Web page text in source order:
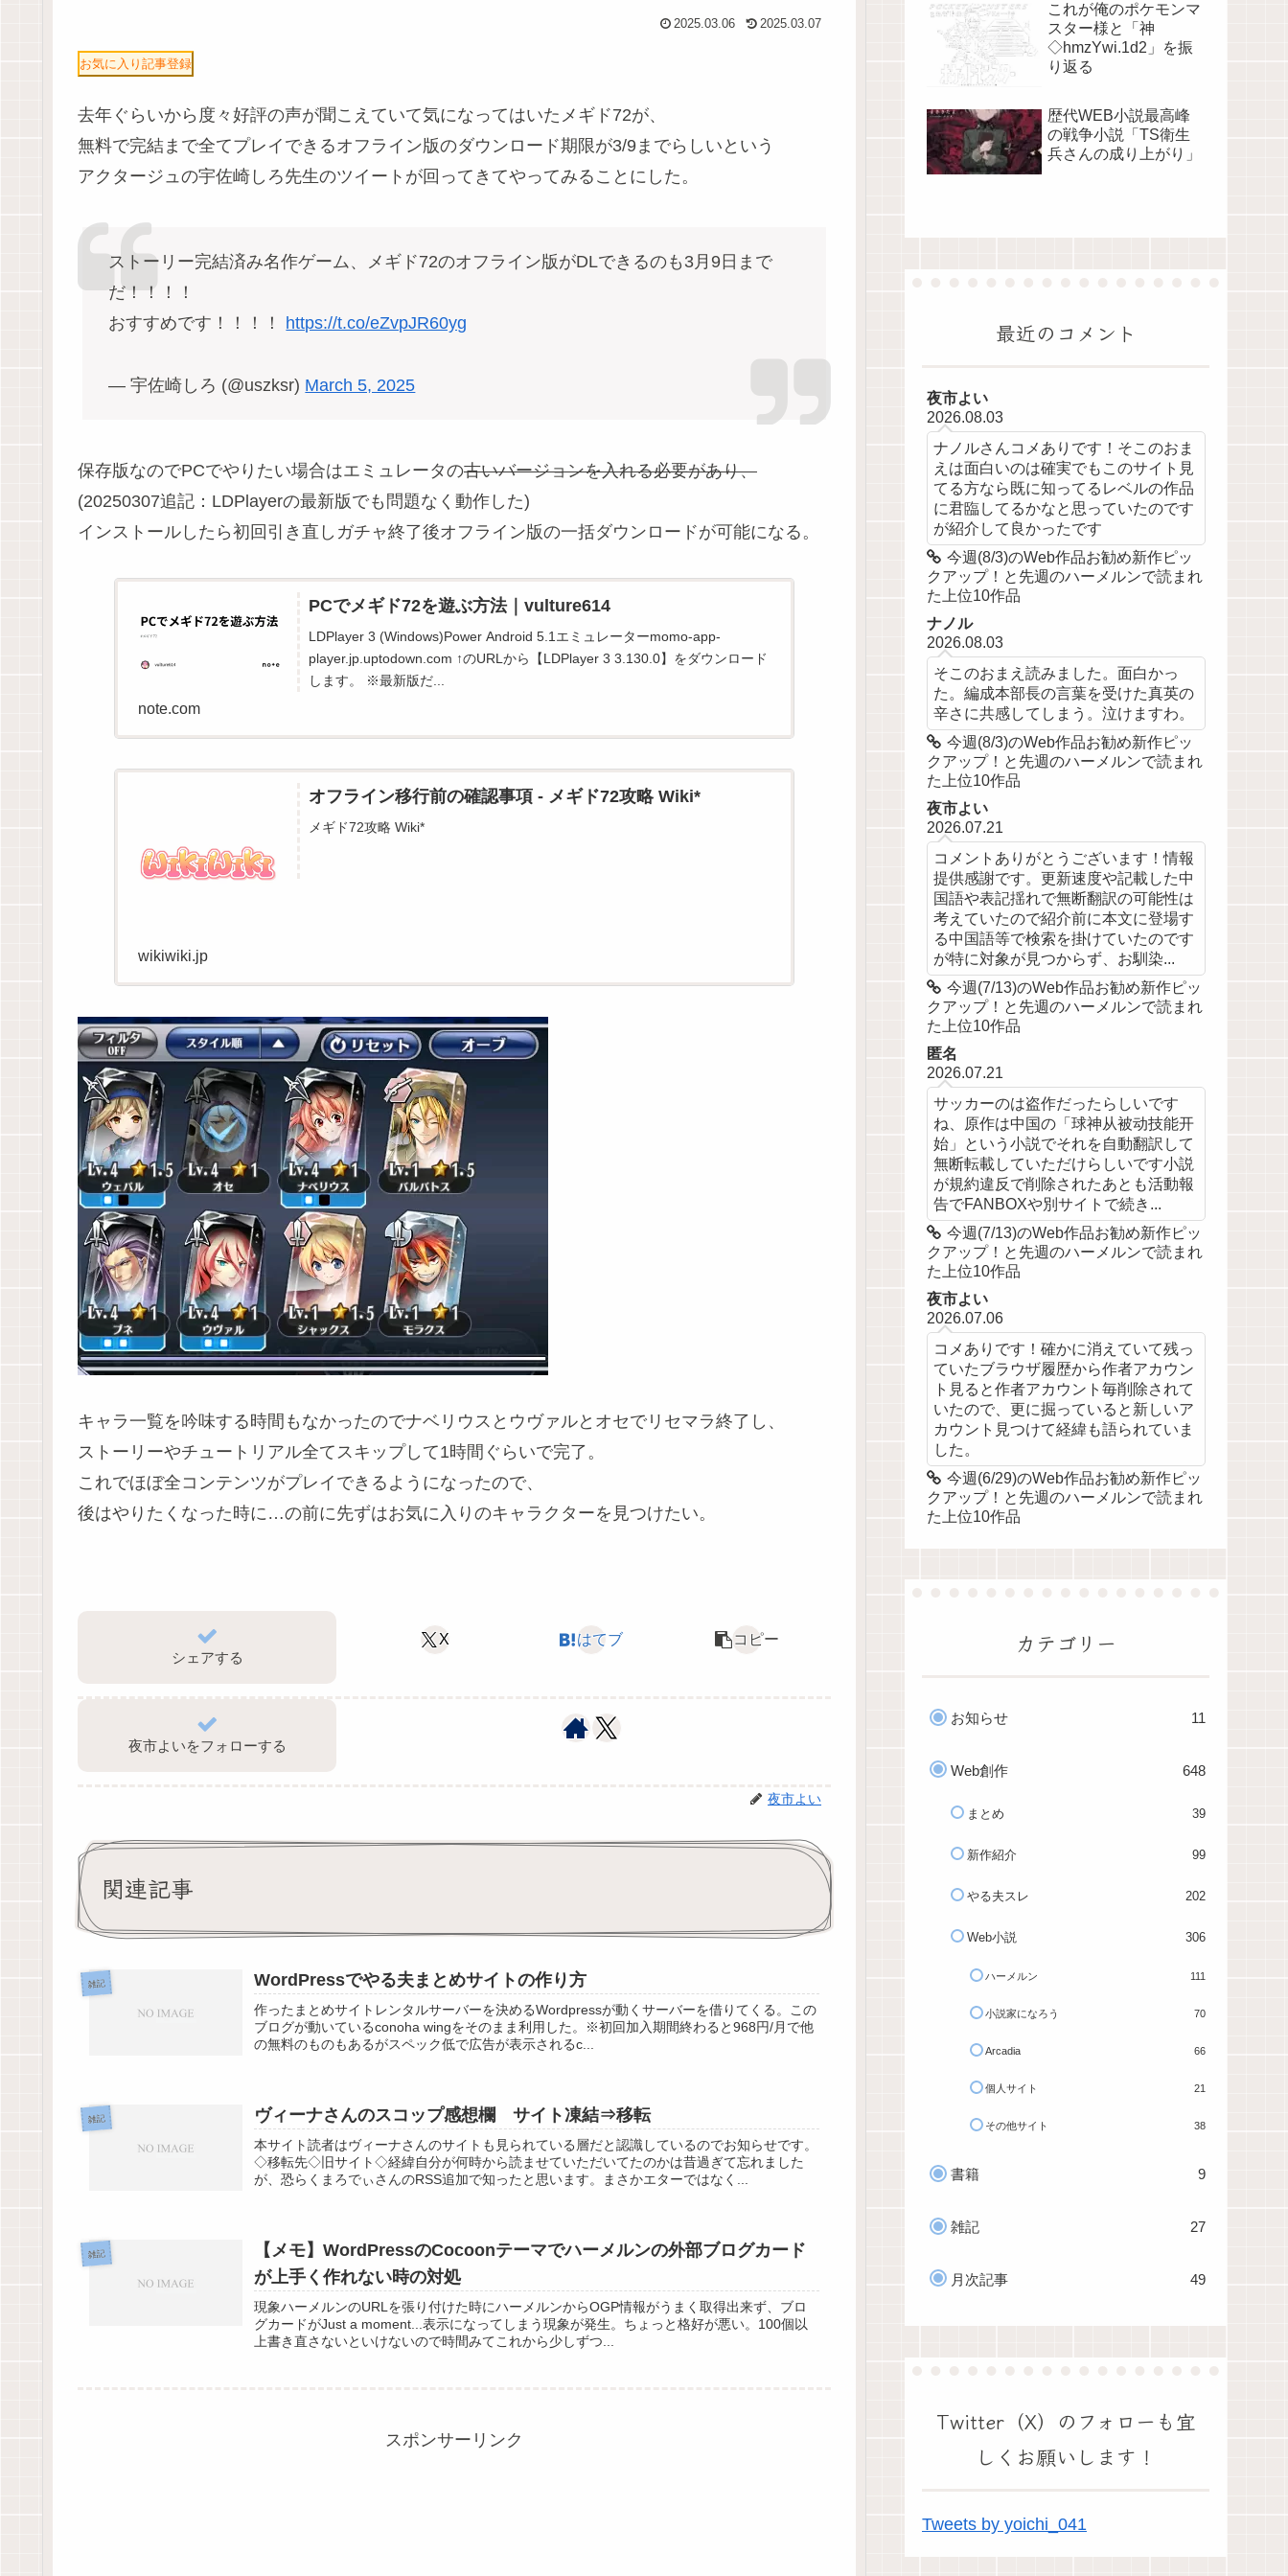
2025.03.06 2025.03.07
お気に入り記事登録
去年ぐらいから度々好評の声が聞こえていて気になってはいたメギド72が、
無料で完結まで全てプレイできるオフライン版のダウンロード期限が3/9までらしいという
アクタージュの宇佐崎しろ先生のツイートが回ってきてやってみることにした。
ストーリー完結済み名作ゲーム、メギド72のオフライン版がDLできるのも3月9日まで
だ！！！！
おすすめです！！！！ https://t.co/eZvpJR60yg
— 宇佐崎しろ (@uszksr) March 5, 2025
保存版なのでPCでやりたい場合はエミュレータの古いバージョンを入れる必要があり、
(20250307追記：LDPlayerの最新版でも問題なく動作した)
インストールしたら初回引き直しガチャ終了後オフライン版の一括ダウンロードが可能になる。
PCでメギド72を遊ぶ方法｜vulture614
LDPlayer 3 (Windows)Power Android 5.1エミュレーターmomo-app-
player.jp.uptodown.com ↑のURLから【LDPlayer 3 3.130.0】をダウンロード
します。 ※最新版だ...
note.com
オフライン移行前の確認事項 - メギド72攻略 Wiki*
メギド72攻略 Wiki*
wikiwiki.jp
キャラ一覧を吟味する時間もなかったのでナベリウスとウヴァルとオセでリセマラ終了し、
ストーリーやチュートリアル全てスキップして1時間ぐらいで完了。
これでほぼ全コンテンツがプレイできるようになったので、
後はやりたくなった時に…の前に先ずはお気に入りのキャラクターを見つけたい。
シェアする
X はてブ コピー
夜市よいをフォローする
夜市よい
関連記事
雑記 WordPressでやる夫まとめサイトの作り方
作ったまとめサイトレンタルサーバーを決めるWordpressが動くサーバーを借りてくる。この
ブログが動いているconoha wingをそのまま利用した。※初回加入期間終わると968円/月で他
の無料のものもあるがスペック低で広告が表示されるc...
雑記 ヴィーナさんのスコップ感想欄 サイト凍結⇒移転
本サイト読者はヴィーナさんのサイトも見られている層だと認識しているのでお知らせです。
◇移転先◇旧サイト◇経緯自分が何時から読ませていただいてたのかは昔過ぎて忘れました
が、恐らくまろでぃさんのRSS追加で知ったと思います。まさかエターではなく...
雑記
【メモ】WordPressのCocoonテーマでハーメルンの外部ブログカード
が上手く作れない時の対処
現象ハーメルンのURLを張り付けた時にハーメルンからOGP情報がうまく取得出来ず、ブロ
グカードがJust a moment...表示になってしまう現象が発生。ちょっと格好が悪い。100個以
上書き直さないといけないので時間みてこれから少しずつ...
スポンサーリンク
これが俺のポケモンマ
スター様と「神
◇hmzYwi.1d2」を振
り返る
歴代WEB小説最高峰
の戦争小説「TS衛生
兵さんの成り上がり」
最近のコメント
夜市よい
2026.08.03
ナノルさんコメありです！そこのおま
えは面白いのは確実でもこのサイト見
てる方なら既に知ってるレベルの作品
に君臨してるかなと思っていたのです
が紹介して良かったです
今週(8/3)のWeb作品お勧め新作ピッ
クアップ！と先週のハーメルンで読まれ
た上位10作品
ナノル
2026.08.03
そこのおまえ読みました。面白かっ
た。編成本部長の言葉を受けた真英の
辛さに共感してしまう。泣けますわ。
今週(8/3)のWeb作品お勧め新作ピッ
クアップ！と先週のハーメルンで読まれ
た上位10作品
夜市よい
2026.07.21
コメントありがとうございます！情報
提供感謝です。更新速度や記載した中
国語や表記揺れで無断翻訳の可能性は
考えていたので紹介前に本文に登場す
る中国語等で検索を掛けていたのです
が特に対象が見つからず、お馴染...
今週(7/13)のWeb作品お勧め新作ピッ
クアップ！と先週のハーメルンで読まれ
た上位10作品
匿名
2026.07.21
サッカーのは盗作だったらしいです
ね、原作は中国の「球神从被动技能开
始」という小説でそれを自動翻訳して
無断転載していただけらしいです小説
が規約違反で削除されたあとも活動報
告でFANBOXや別サイトで続き...
今週(7/13)のWeb作品お勧め新作ピッ
クアップ！と先週のハーメルンで読まれ
た上位10作品
夜市よい
2026.07.06
コメありです！確かに消えていて残っ
ていたブラウザ履歴から作者アカウン
ト見ると作者アカウント毎削除されて
いたので、更に掘っていると新しいア
カウント見つけて経緯も語られていま
した。
今週(6/29)のWeb作品お勧め新作ピッ
クアップ！と先週のハーメルンで読まれ
た上位10作品
カテゴリー
お知らせ 11
Web創作 648
まとめ 39
新作紹介 99
やる夫スレ 202
Web小説 306
ハーメルン 111
小説家になろう 70
Arcadia 66
個人サイト 21
その他サイト 38
書籍 9
雑記 27
月次記事 49
Twitter（X）のフォローも宜
しくお願いします！
Tweets by yoichi_041